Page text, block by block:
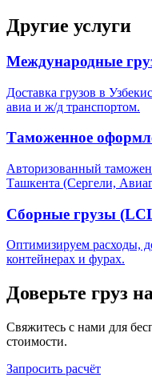
Другие услуги
Международные
Доставка грузов в
авиа и ж/д транспортом.
Таможенное
Авторизованный
Ташкента (Сергели,
Сборные грузы
Оптимизируем расходы,
контейнерах и фурах.
Доверьте груз
Свяжитесь с нами для
стоимости.
Запросить расчёт